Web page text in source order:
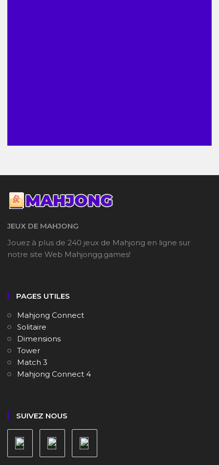
JEUX DE MAHJONG
Jouez à plus de 240 jeux de Mahjong en ligne sur
notre site Web Mahjongg.games!
PAGES UTILES
Mahjong Connect
Solitaire
Dimensions
Tower
Match 3
Mahjong Connect 4
SUIVEZ NOUS